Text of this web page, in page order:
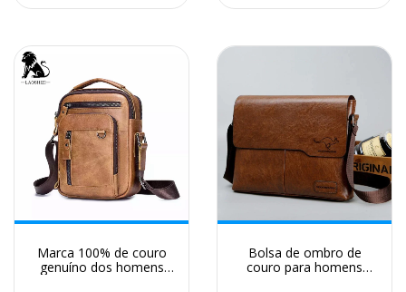
Marca 100% de couro
genuíno dos homens
Bolsa de ombro de
couro para homens